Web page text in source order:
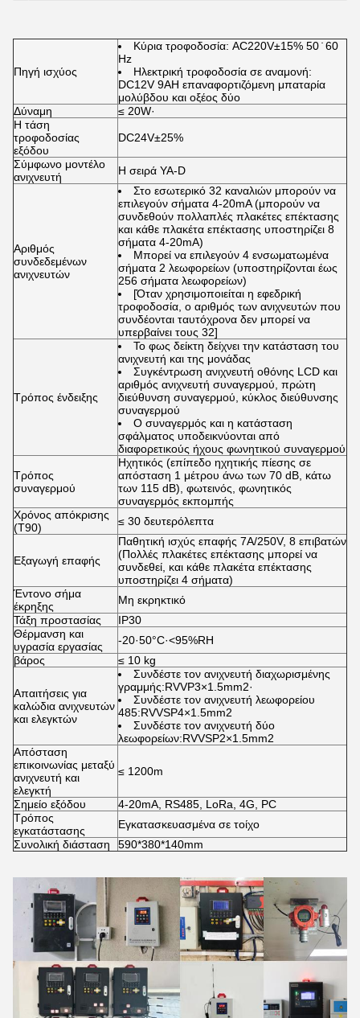
Πηγή ισχύος
Κύρια τροφοδοσία: AC220V±15% 50 ̇ 60
Hz
Ηλεκτρική τροφοδοσία σε αναμονή:
DC12V 9AH επαναφορτιζόμενη μπαταρία
μολύβδου και οξέος δύο
Δύναμη
≤ 20W·
Η τάση
τροφοδοσίας
εξόδου
DC24V±25%
Σύμφωνο μοντέλο
ανιχνευτή
Η σειρά YA-D
Αριθμός
συνδεδεμένων
ανιχνευτών
Στο εσωτερικό 32 καναλιών μπορούν να
επιλεγούν σήματα 4-20mA (μπορούν να
συνδεθούν πολλαπλές πλακέτες επέκτασης
και κάθε πλακέτα επέκτασης υποστηρίζει 8
σήματα 4-20mA)
Μπορεί να επιλεγούν 4 ενσωματωμένα
σήματα 2 λεωφορείων (υποστηρίζονται έως
256 σήματα λεωφορείων)
[Όταν χρησιμοποιείται η εφεδρική
τροφοδοσία, ο αριθμός των ανιχνευτών που
συνδέονται ταυτόχρονα δεν μπορεί να
υπερβαίνει τους 32]
Τρόπος ένδειξης
Το φως δείκτη δείχνει την κατάσταση του
ανιχνευτή και της μονάδας
Συγκέντρωση ανιχνευτή οθόνης LCD και
αριθμός ανιχνευτή συναγερμού, πρώτη
διεύθυνση συναγερμού, κύκλος διεύθυνσης
συναγερμού
Ο συναγερμός και η κατάσταση
σφάλματος υποδεικνύονται από
διαφορετικούς ήχους φωνητικού συναγερμού
Τρόπος
συναγερμού
Ηχητικός (επίπεδο ηχητικής πίεσης σε
απόσταση 1 μέτρου άνω των 70 dB, κάτω
των 115 dB), φωτεινός, φωνητικός
συναγερμός εκπομπής
Χρόνος απόκρισης
(T90)
≤ 30 δευτερόλεπτα
Εξαγωγή επαφής
Παθητική ισχύς επαφής 7A/250V, 8 επιβατών
(Πολλές πλακέτες επέκτασης μπορεί να
συνδεθεί, και κάθε πλακέτα επέκτασης
υποστηρίζει 4 σήματα)
Έντονο σήμα
έκρηξης
Μη εκρηκτικό
Τάξη προστασίας
IP30
Θέρμανση και
υγρασία εργασίας
-20·50°C·<95%RH
βάρος
≤ 10 kg
Απαιτήσεις για
καλώδια ανιχνευτών
και ελεγκτών
Συνδέστε τον ανιχνευτή διαχωρισμένης
γραμμής:RVVP3×1.5mm2·
Συνδέστε τον ανιχνευτή λεωφορείου
485:RVVSP4×1.5mm2
Συνδέστε τον ανιχνευτή δύο
λεωφορείων:RVVSP2×1.5mm2
Απόσταση
επικοινωνίας μεταξύ
ανιχνευτή και
ελεγκτή
≤ 1200m
Σημείο εξόδου
4-20mA, RS485, LoRa, 4G, PC
Τρόπος
εγκατάστασης
Εγκατασκευασμένα σε τοίχο
Συνολική διάσταση
590*380*140mm